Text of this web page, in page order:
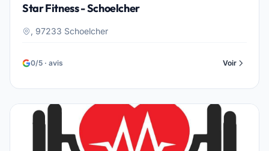
Star Fitness - Schoelcher
, 97233 Schoelcher
0/5 · avis Voir